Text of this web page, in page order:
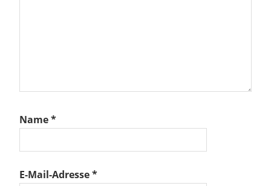
Name*
E-Mail-Adresse*